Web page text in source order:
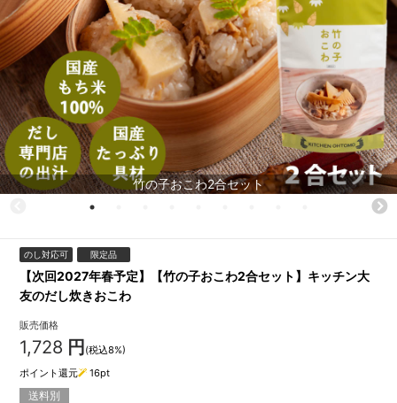
竹の子おこわ2合セット
のし対応可 限定品
【次回2027年春予定】【竹の子おこわ2合セット】キッチン大
友のだし炊きおこわ
販売価格
1,728 円 (税込8%)
ポイント還元
16pt
送料別